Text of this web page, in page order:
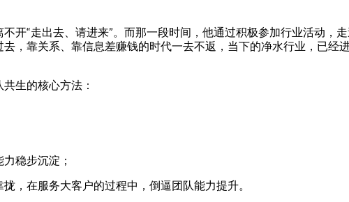
开“走出去、请进来”。而那一段时间，他通过积极参加行业活动，
，靠关系、靠信息差赚钱的时代一去不返，当下的净水行业，已经
生的核心方法：
稳步沉淀；
，在服务大客户的过程中，倒逼团队能力提升。